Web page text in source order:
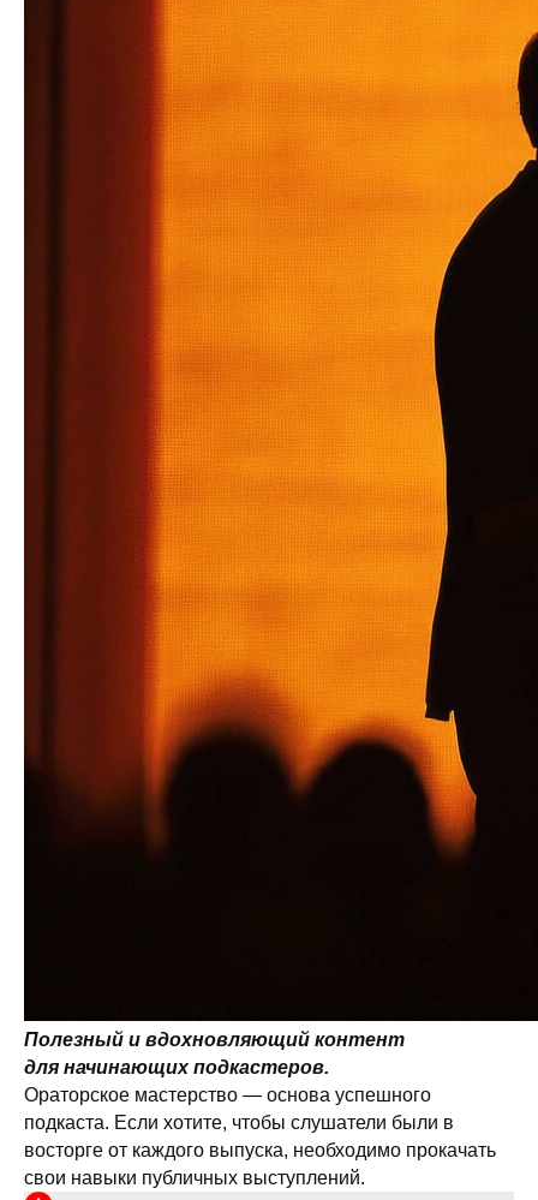
Полезный и вдохновляющий контент
для начинающих подкастеров.
Ораторское мастерство — основа успешного
подкаста. Если хотите, чтобы слушатели были в
восторге от каждого выпуска, необходимо прокачать
свои навыки публичных выступлений.